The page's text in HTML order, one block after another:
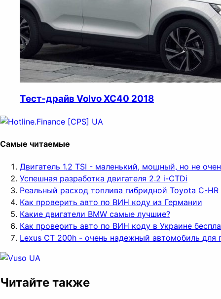
Тест-драйв Volvo XC40 2018
Самые читаемые
Двигатель 1.2 TSI - маленький, мощный, но не
Успешная разработка двигателя 2.2 i-CTDi
Реальный расход топлива гибридной Toyota C-HR
Как проверить авто по ВИН коду из Германии
Какие двигатели BMW самые лучшие?
Как проверить авто по ВИН коду в Украине
Lexus CT 200h - очень надежный автомобиль для
Читайте также